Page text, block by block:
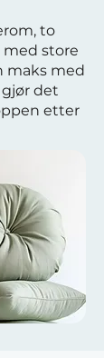
to
med store
maks med
det
etter